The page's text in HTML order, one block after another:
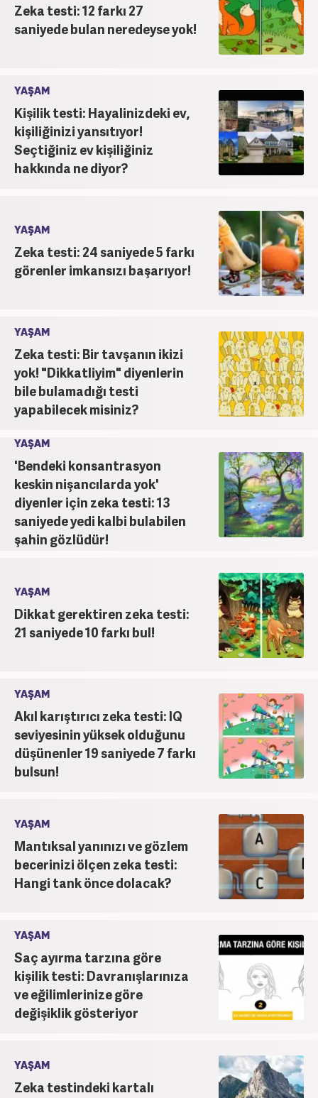
Zeka testi: 12 farkı 27
saniyede bulan neredeyse yok!
YAŞAM
Kişilik testi: Hayalinizdeki ev,
kişiliğinizi yansıtıyor!
Seçtiğiniz ev kişiliğiniz
hakkında ne diyor?
YAŞAM
Zeka testi: 24 saniyede 5 farkı
görenler imkansızı başarıyor!
YAŞAM
Zeka testi: Bir tavşanın ikizi
yok! "Dikkatliyim" diyenlerin
bile bulamadığı testi
yapabilecek misiniz?
YAŞAM
'Bendeki konsantrasyon
keskin nişancılarda yok'
diyenler için zeka testi: 13
saniyede yedi kalbi bulabilen
şahin gözlüdür!
YAŞAM
Dikkat gerektiren zeka testi:
21 saniyede 10 farkı bul!
YAŞAM
Akıl karıştırıcı zeka testi: IQ
seviyesinin yüksek olduğunu
düşünenler 19 saniyede 7 farkı
bulsun!
YAŞAM
Mantıksal yanınızı ve gözlem
becerinizi ölçen zeka testi:
Hangi tank önce dolacak?
YAŞAM
Saç ayırma tarzına göre
kişilik testi: Davranışlarınıza
ve eğilimlerinize göre
değişiklik gösteriyor
YAŞAM
Zeka testindeki kartalı